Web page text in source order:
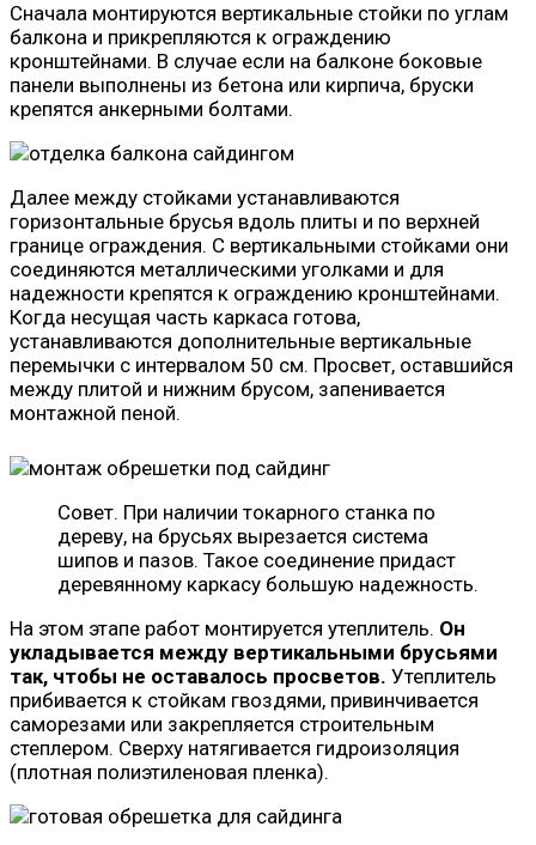
Сначала монтируются вертикальные стойки по углам
балкона и прикрепляются к ограждению
кронштейнами. В случае если на балконе боковые
панели выполнены из бетона или кирпича, бруски
крепятся анкерными болтами.
Далее между стойками устанавливаются
горизонтальные брусья вдоль плиты и по верхней
границе ограждения. С вертикальными стойками они
соединяются металлическими уголками и для
надежности крепятся к ограждению кронштейнами.
Когда несущая часть каркаса готова,
устанавливаются дополнительные вертикальные
перемычки с интервалом 50 см. Просвет, оставшийся
между плитой и нижним брусом, запенивается
монтажной пеной.
Совет. При наличии токарного станка по
дереву, на брусьях вырезается система
шипов и пазов. Такое соединение придаст
деревянному каркасу большую надежность.
На этом этапе работ монтируется утеплитель. Он
укладывается между вертикальными брусьями
так, чтобы не оставалось просветов. Утеплитель
прибивается к стойкам гвоздями, привинчивается
саморезами или закрепляется строительным
степлером. Сверху натягивается гидроизоляция
(плотная полиэтиленовая пленка).